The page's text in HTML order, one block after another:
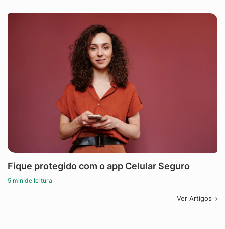
Fique protegido com o app Celular Seguro
5 min de leitura
Ver Artigos